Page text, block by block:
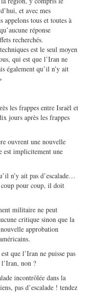
et avec mes
appelons tous et toutes à
réponse
recherchés.
est le seul moyen
qui est que l’Iran ne
également qu’il n’y ait
les frappes entre Israël et
jours après les frappes
ouvrent une nouvelle
est implicitement une
n’y ait pas d’escalade…
pour coup, il doit
militaire ne peut
critique sinon que la
approbation
que l’Iran ne puisse pas
non ?
incontrôlée dans la
pas d’escalade ! tendez